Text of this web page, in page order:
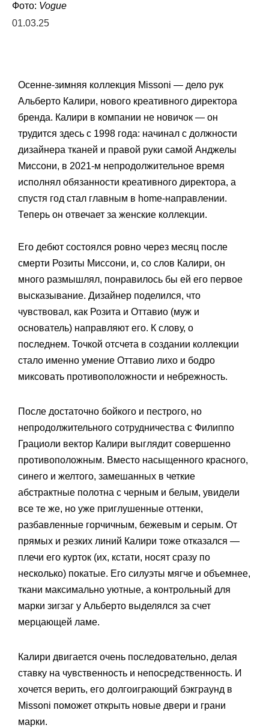
Фото: Vogue
01.03.25
Осенне-зимняя коллекция Missoni — дело рук
Альберто Калири, нового креативного директора
бренда. Калири в компании не новичок — он
трудится здесь с 1998 года: начинал с должности
дизайнера тканей и правой руки самой Анджелы
Миссони, в 2021-м непродолжительное время
исполнял обязанности креативного директора, а
спустя год стал главным в home-направлении.
Теперь он отвечает за женские коллекции.
Его дебют состоялся ровно через месяц после
смерти Розиты Миссони, и, со слов Калири, он
много размышлял, понравилось бы ей его первое
высказывание. Дизайнер поделился, что
чувствовал, как Розита и Оттавио (муж и
основатель) направляют его. К слову, о
последнем. Точкой отсчета в создании коллекции
стало именно умение Оттавио лихо и бодро
миксовать противоположности и небрежность.
После достаточно бойкого и пестрого, но
непродолжительного сотрудничества с Филиппо
Грациоли вектор Калири выглядит совершенно
противоположным. Вместо насыщенного красного,
синего и желтого, замешанных в четкие
абстрактные полотна с черным и белым, увидели
все те же, но уже приглушенные оттенки,
разбавленные горчичным, бежевым и серым. От
прямых и резких линий Калири тоже отказался —
плечи его курток (их, кстати, носят сразу по
несколько) покатые. Его силуэты мягче и объемнее,
ткани максимально уютные, а контрольный для
марки зигзаг у Альберто выделялся за счет
мерцающей ламе.
Калири двигается очень последовательно, делая
ставку на чувственность и непосредственность. И
хочется верить, его долгоиграющий бэкграунд в
Missoni поможет открыть новые двери и грани
марки.